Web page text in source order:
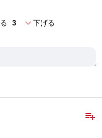
3 expand_more下げる
playlist_add